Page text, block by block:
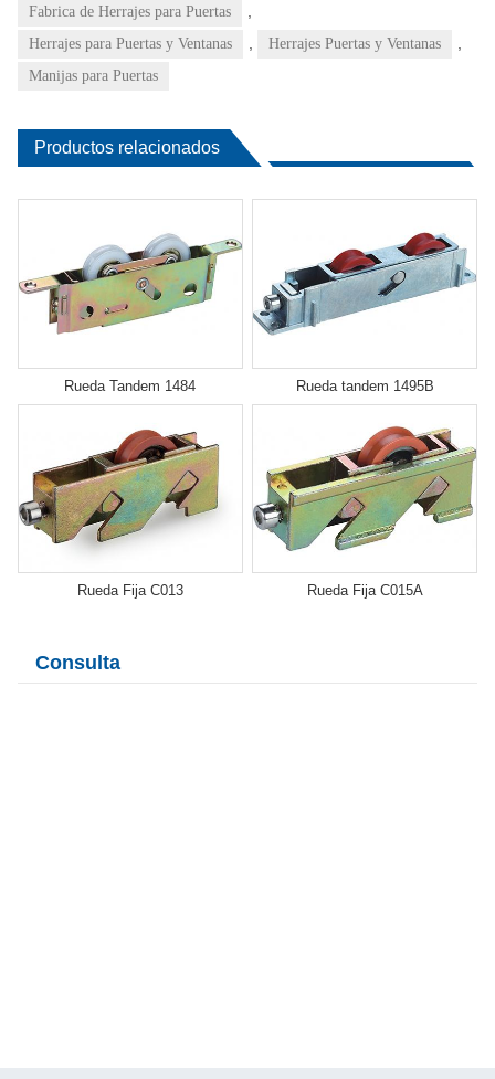
Fabrica de Herrajes para Puertas ,
Herrajes para Puertas y Ventanas , Herrajes Puertas y Ventanas ,
Manijas para Puertas
Productos relacionados
Rueda Tandem 1484 Rueda tandem 1495B
Rueda Fija C013 Rueda Fija C015A
Consulta